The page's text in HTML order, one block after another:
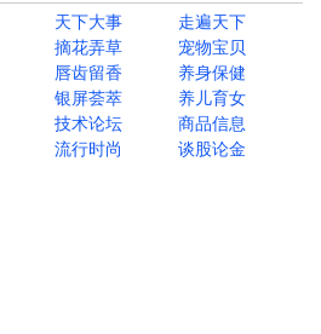
天下大事
走遍天下
摘花弄草
宠物宝贝
唇齿留香
养身保健
银屏荟萃
养儿育女
技术论坛
商品信息
流行时尚
谈股论金